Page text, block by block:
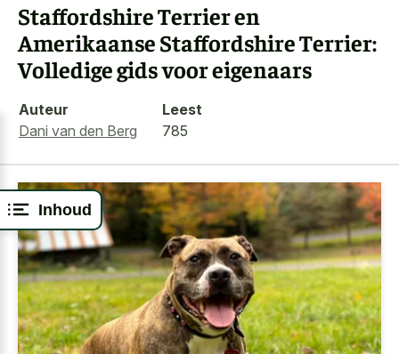
Inhoud
Staffordshire Terrier en
Amerikaanse Staffordshire Terrier:
Volledige gids voor eigenaars
Auteur
Dani van den Berg
Leest
785